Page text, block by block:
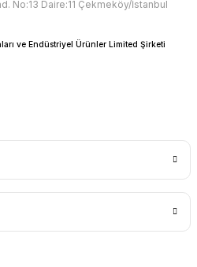
No:13 Daire:11 Çekmeköy/İstanbul
ve Endüstriyel Ürünler Limited Şirketi